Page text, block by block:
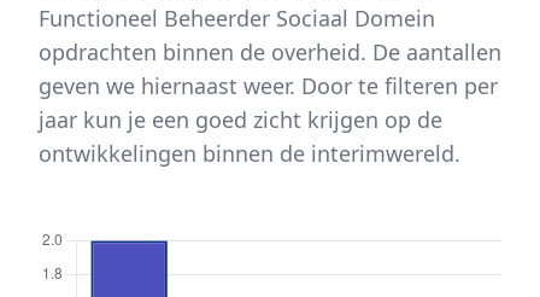
Functioneel Beheerder Sociaal Domein
opdrachten binnen de overheid. De aantallen
geven we hiernaast weer. Door te filteren per
jaar kun je een goed zicht krijgen op de
ontwikkelingen binnen de interimwereld.